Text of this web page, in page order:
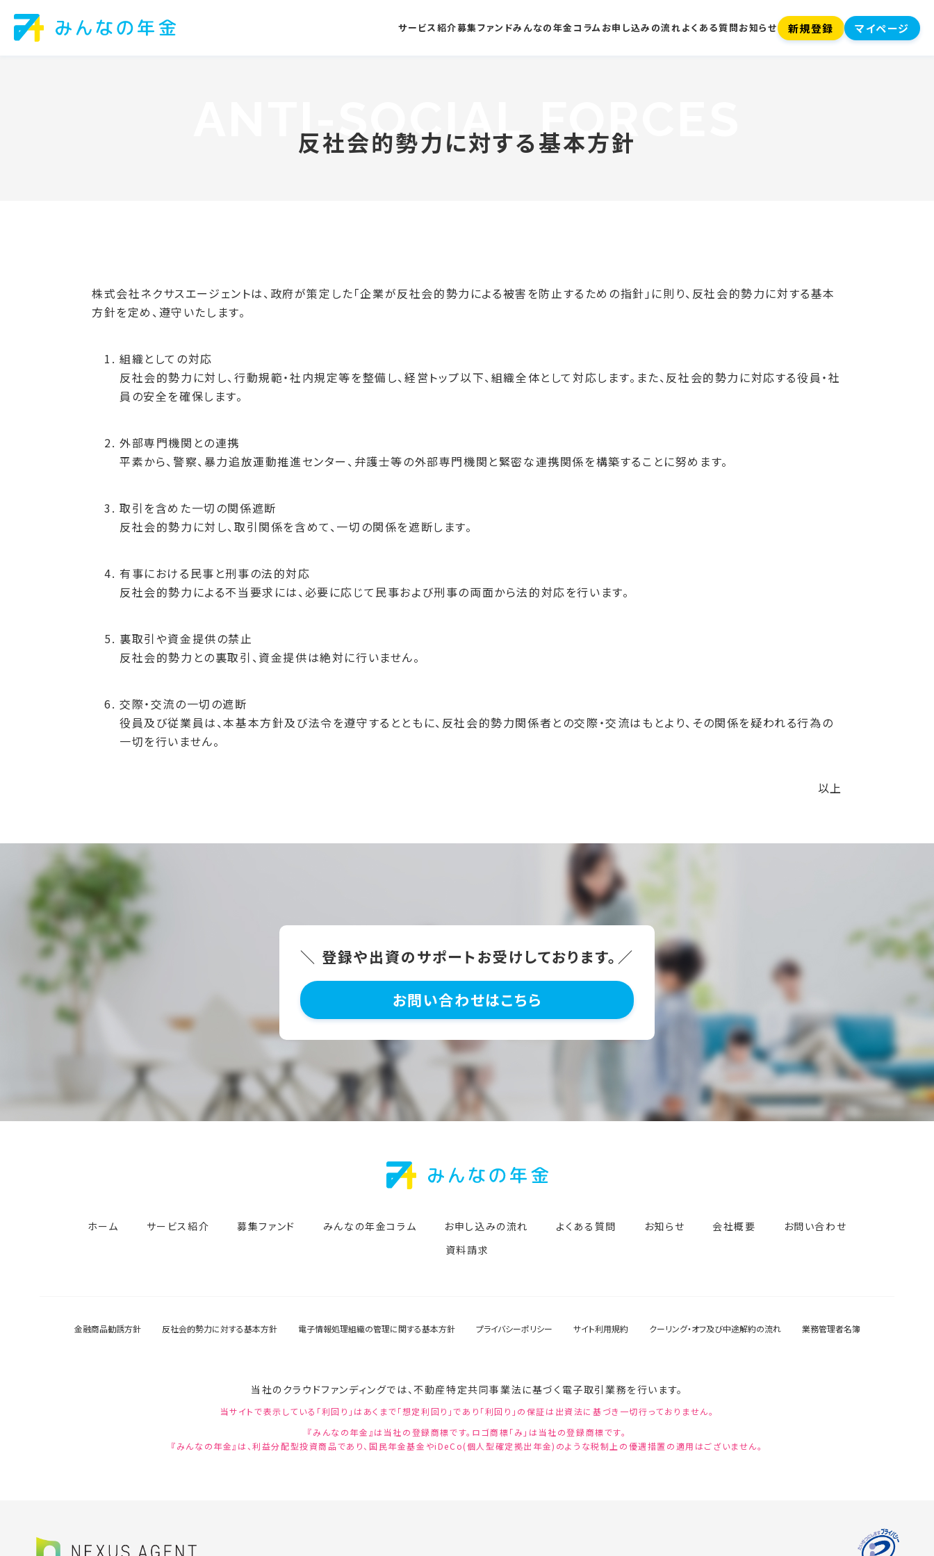
サービス紹介募集ファンドみんなの年金コラムお申し込みの流れよくある質問お知らせ 新規登録 マイページ
反社会的勢力に対する基本方針
株式会社ネクサスエージェントは、政府が策定した「企業が反社会的勢力による被害を防止するための指針」に則り、反社会的勢力に対する基本
方針を定め、遵守いたします。
組織としての対応
反社会的勢力に対し、行動規範・社内規定等を整備し、経営トップ以下、組織全体として対応します。また、反社会的勢力に対応する役員・社
員の安全を確保します。
外部専門機関との連携
平素から、警察、暴力追放運動推進センター、弁護士等の外部専門機関と緊密な連携関係を構築することに努めます。
取引を含めた一切の関係遮断
反社会的勢力に対し、取引関係を含めて、一切の関係を遮断します。
有事における民事と刑事の法的対応
反社会的勢力による不当要求には、必要に応じて民事および刑事の両面から法的対応を行います。
裏取引や資金提供の禁止
反社会的勢力との裏取引、資金提供は絶対に行いません。
交際・交流の一切の遮断
役員及び従業員は、本基本方針及び法令を遵守するとともに、反社会的勢力関係者との交際・交流はもとより、その関係を疑われる行為の
一切を行いません。
以上
＼ 登録や出資のサポートお受けしております。／
お問い合わせはこちら
ホーム サービス紹介 募集ファンド みんなの年金コラム お申し込みの流れ よくある質問 お知らせ 会社概要
お問い合わせ
資料請求
金融商品勧誘方針 反社会的勢力に対する基本方針 電子情報処理組織の管理に関する基本方針 プライバシーポリシー サイト利用規約 クーリング・オフ及び中途解約の流れ 業務管理者名簿
当社のクラウドファンディングでは、不動産特定共同事業法に基づく電子取引業務を行います。
当サイトで表示している「利回り」はあくまで「想定利回り」であり「利回り」の保証は出資法に基づき一切行っておりません。
『みんなの年金』は当社の登録商標です。ロゴ商標「み」は当社の登録商標です。
『みんなの年金』は、利益分配型投資商品であり、国民年金基金やiDeCo(個人型確定拠出年金)のような税制上の優遇措置の適用はございません。